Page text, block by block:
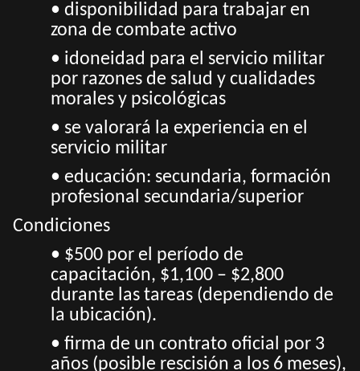
• disponibilidad para trabajar en
zona de combate activo
• idoneidad para el servicio militar
por razones de salud y cualidades
morales y psicológicas
• se valorará la experiencia en el
servicio militar
• educación: secundaria, formación
profesional secundaria/superior
Condiciones
• $500 por el período de
capacitación, $1,100 – $2,800
durante las tareas (dependiendo de
la ubicación).
• firma de un contrato oficial por 3
años (posible rescisión a los 6 meses),